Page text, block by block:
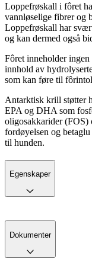
Loppefrøskall i fôret
vannløselige fibrer og
Loppefrøskall har
og kan dermed også
Fôret inneholder
innhold av
som kan føre til
Antarktisk krill støtter
EPA og DHA som
oligosakkarider
fordøyelsen og
til hunden.
Egenskaper
Dokumenter